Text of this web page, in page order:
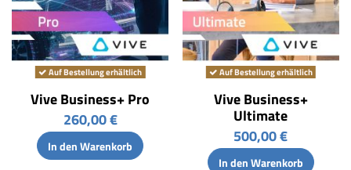
Auf Bestellung erhältlich
Vive Business+ Pro
260,00 €
In den Warenkorb
Auf Bestellung erhältlich
Vive Business+
Ultimate
500,00 €
In den Warenkorb